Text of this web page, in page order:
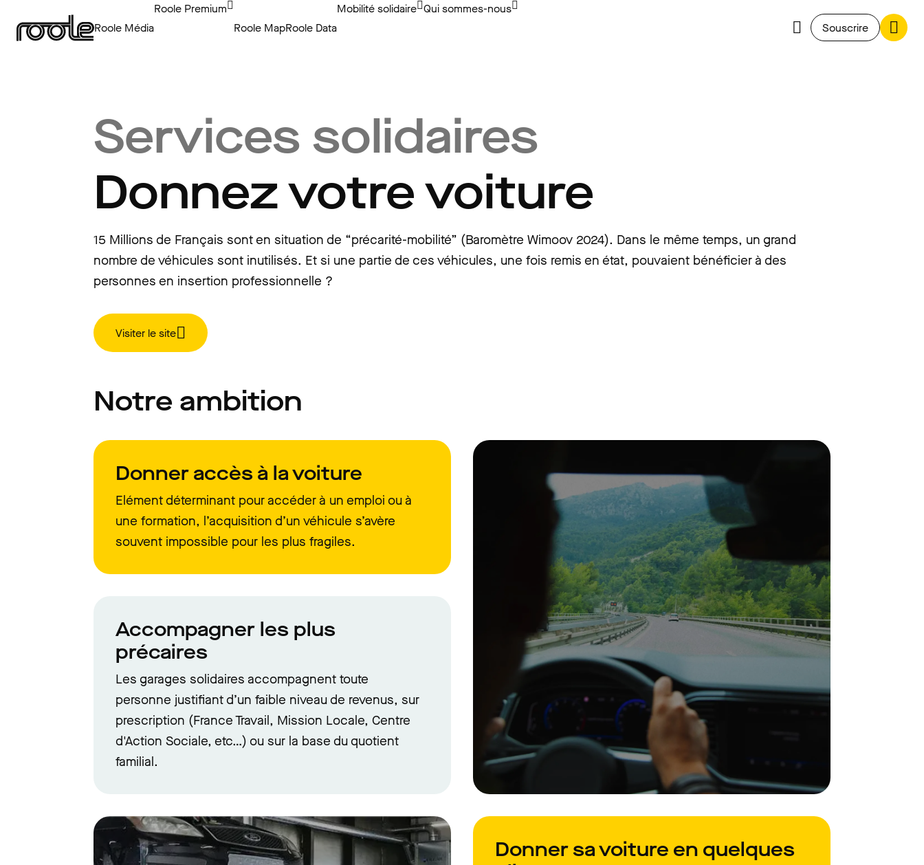
Roole Média
Roole Premium
Roole MapRoole Data
Mobilité solidaire Qui sommes-nous
Souscrire
Services solidaires
Donnez votre voiture
15 Millions de Français sont en situation de “précarité-mobilité” (Baromètre Wimoov 2024). Dans le même temps, un grand
nombre de véhicules sont inutilisés. Et si une partie de ces véhicules, une fois remis en état, pouvaient bénéficier à des
personnes en insertion professionnelle ?
Visiter le site
Notre ambition
Donner accès à la voiture
Elément déterminant pour accéder à un emploi ou à
une formation, l’acquisition d’un véhicule s’avère
souvent impossible pour les plus fragiles.
Accompagner les plus
précaires
Les garages solidaires accompagnent toute
personne justifiant d’un faible niveau de revenus, sur
prescription (France Travail, Mission Locale, Centre
d'Action Sociale, etc…) ou sur la base du quotient
familial.
Donner sa voiture en quelques